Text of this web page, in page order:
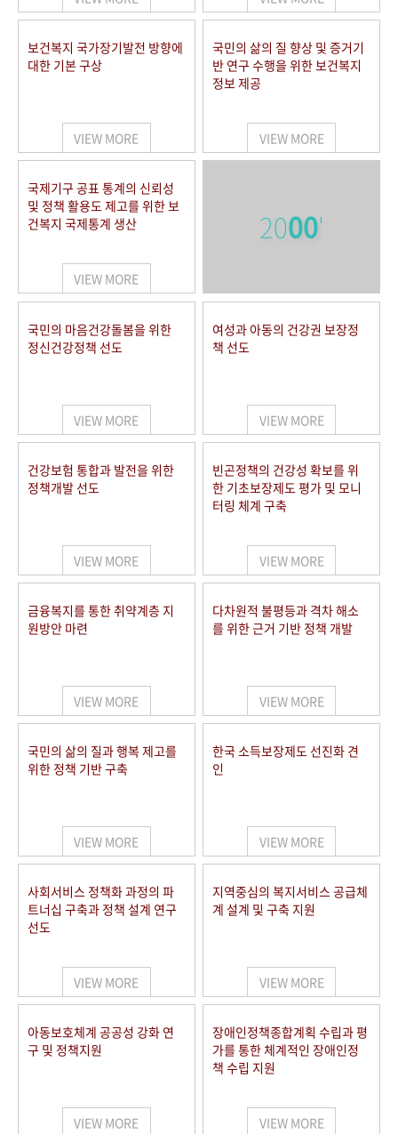
보건복지 국가장기발전 방향에
대한 기본 구상
VIEW MORE
국민의 삶의 질 향상 및 증거기
반 연구 수행을 위한 보건복지
정보 제공
VIEW MORE
국제기구 공표 통계의 신뢰성
및 정책 활용도 제고를 위한 보
건복지 국제통계 생산
VIEW MORE
2000'
국민의 마음건강돌봄을 위한
정신건강정책 선도
VIEW MORE
여성과 아동의 건강권 보장정
책 선도
VIEW MORE
건강보험 통합과 발전을 위한
정책개발 선도
VIEW MORE
빈곤정책의 건강성 확보를 위
한 기초보장제도 평가 및 모니
터링 체계 구축
VIEW MORE
금융복지를 통한 취약계층 지
원방안 마련
VIEW MORE
다차원적 불평등과 격차 해소
를 위한 근거 기반 정책 개발
VIEW MORE
국민의 삶의 질과 행복 제고를
위한 정책 기반 구축
VIEW MORE
한국 소득보장제도 선진화 견
인
VIEW MORE
사회서비스 정책화 과정의 파
트너십 구축과 정책 설계 연구
선도
VIEW MORE
지역중심의 복지서비스 공급체
계 설계 및 구축 지원
VIEW MORE
아동보호체계 공공성 강화 연
구 및 정책지원
VIEW MORE
장애인정책종합계획 수립과 평
가를 통한 체계적인 장애인정
책 수립 지원
VIEW MORE